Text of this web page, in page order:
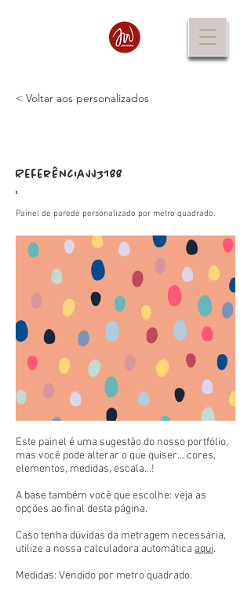
< Voltar aos personalizados
Referência
:
JJ3188
Painel de parede personalizado por metro quadrado.
Este painel é uma sugestão do nosso portfólio,
mas você pode alterar o que quiser... cores,
elementos, medidas, escala...!
A base também você que escolhe: veja as
opções ao final desta página.
Caso tenha dúvidas da metragem necessária,
utilize a nossa calculadora automática aqui.
Medidas: Vendido por metro quadrado.